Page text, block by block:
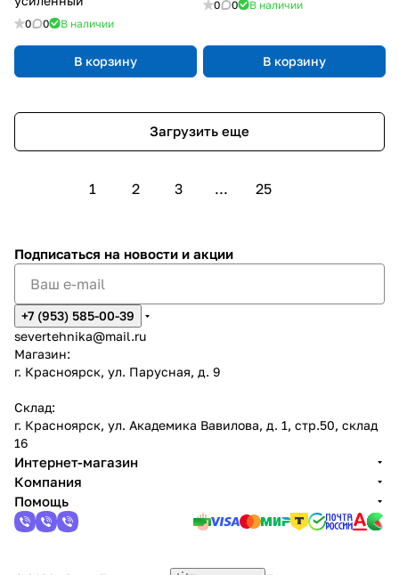
0 0 В наличии
В корзину
0 0 В наличии
В корзину
Загрузить еще
1 2 3 ... 25
Подписаться на новости и акции
+7 (953) 585-00-39
severtehnika@mail.ru
Магазин:
г. Красноярск, ул. Парусная, д. 9
Склад:
г. Красноярск, ул. Академика Вавилова, д. 1, стр.50, склад
16
Интернет-магазин
Компания
Помощь